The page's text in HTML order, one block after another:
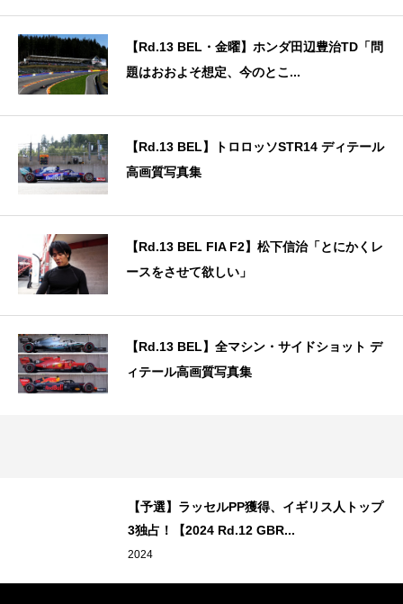
【Rd.13 BEL・金曜】ホンダ田辺豊治TD「問
題はおおよそ想定、今のとこ...
【Rd.13 BEL】トロロッソSTR14 ディテール
高画質写真集
【Rd.13 BEL FIA F2】松下信治「とにかくレ
ースをさせて欲しい」
【Rd.13 BEL】全マシン・サイドショット デ
ィテール高画質写真集
【予選】ラッセルPP獲得、イギリス人トップ
3独占！【2024 Rd.12 GBR...
2024